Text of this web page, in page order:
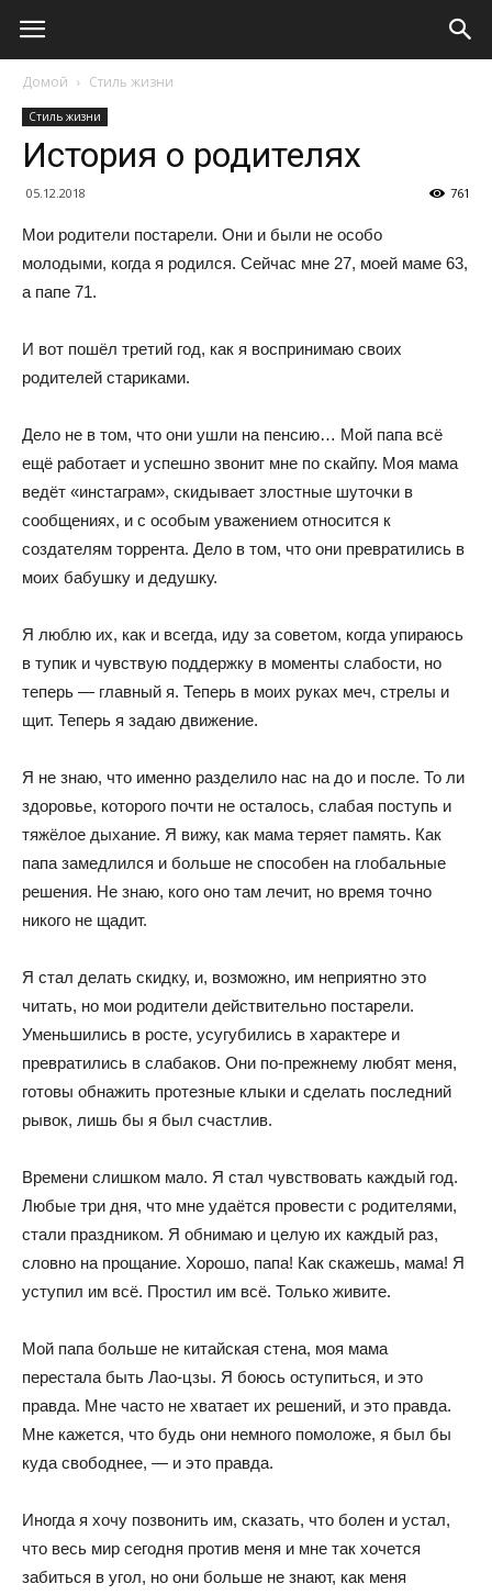
Домой Стиль жизни
Стиль жизни
История о родителях
05.12.2018 761
Мои родители постарели. Они и были не особо
молодыми, когда я родился. Сейчас мне 27, моей маме 63,
а папе 71.
И вот пошёл третий год, как я воспринимаю своих
родителей стариками.
Дело не в том, что они ушли на пенсию… Мой папа всё
ещё работает и успешно звонит мне по скайпу. Моя мама
ведёт «инстаграм», скидывает злостные шуточки в
сообщениях, и с особым уважением относится к
создателям торрента. Дело в том, что они превратились в
моих бабушку и дедушку.
Я люблю их, как и всегда, иду за советом, когда упираюсь
в тупик и чувствую поддержку в моменты слабости, но
теперь — главный я. Теперь в моих руках меч, стрелы и
щит. Теперь я задаю движение.
Я не знаю, что именно разделило нас на до и после. То ли
здоровье, которого почти не осталось, слабая поступь и
тяжёлое дыхание. Я вижу, как мама теряет память. Как
папа замедлился и больше не способен на глобальные
решения. Не знаю, кого оно там лечит, но время точно
никого не щадит.
Я стал делать скидку, и, возможно, им неприятно это
читать, но мои родители действительно постарели.
Уменьшились в росте, усугубились в характере и
превратились в слабаков. Они по-прежнему любят меня,
готовы обнажить протезные клыки и сделать последний
рывок, лишь бы я был счастлив.
Времени слишком мало. Я стал чувствовать каждый год.
Любые три дня, что мне удаётся провести с родителями,
стали праздником. Я обнимаю и целую их каждый раз,
словно на прощание. Хорошо, папа! Как скажешь, мама! Я
уступил им всё. Простил им всё. Только живите.
Мой папа больше не китайская стена, моя мама
перестала быть Лао-цзы. Я боюсь оступиться, и это
правда. Мне часто не хватает их решений, и это правда.
Мне кажется, что будь они немного помоложе, я был бы
куда свободнее, — и это правда.
Иногда я хочу позвонить им, сказать, что болен и устал,
что весь мир сегодня против меня и мне так хочется
забиться в угол, но они больше не знают, как меня